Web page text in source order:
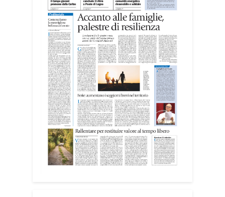
I giovani sono impegnati in diverse
realtà del territorio, dall’assistenza agli
anziani e alle persone con disabilità
nelle attività dell’OAMI al supporto nei
centri di accoglienza per migranti, dove
contribuiscono anche alla cura degli
spazi comuni. «Prendersi cura degli
ambienti significa favorire accoglienza e
dignità», racconta Alessandro Adimari.
Tra i partecipanti anche i seminaristi,
impegnati accanto agli anziani della
casa di riposo Cristo Re.
«Un’esperienza di crescita umana e